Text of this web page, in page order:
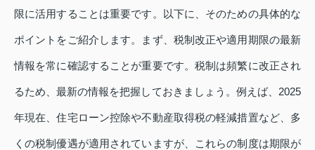
限に活用することは重要です。以下に、そのための具体的な
ポイントをご紹介します。まず、税制改正や適用期限の最新
情報を常に確認することが重要です。税制は頻繁に改正され
るため、最新の情報を把握しておきましょう。例えば、2025
年現在、住宅ローン控除や不動産取得税の軽減措置など、多
くの税制優遇が適用されていますが、これらの制度は期限が